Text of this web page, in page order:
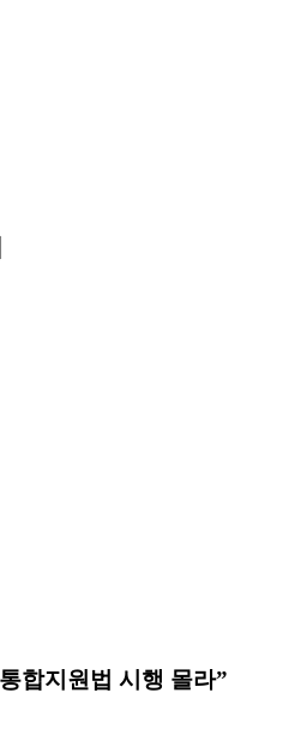
합지원법 시행 몰라”